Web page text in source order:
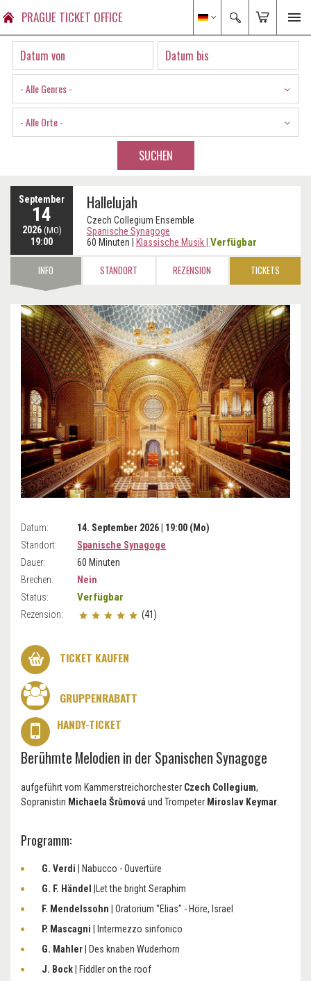
PRAGUE TICKET OFFICE
- Alle Genres -
- Alle Orte -
SUCHEN
September
14
2026 (MO)
19:00
Hallelujah
Czech Collegium Ensemble
Spanische Synagoge
60 Minuten
Klassische Musik Verfügbar
INFO STANDORT REZENSION TICKETS
Datum:
14. September 2026 | 19:00 (Mo)
Standort:
Spanische Synagoge
Dauer:
60 Minuten
Brechen:
Nein
Status:
Verfügbar
Rezension: (41)
TICKET KAUFEN
GRUPPENRABATT
HANDY-TICKET
Berühmte Melodien in der Spanischen Synagoge
aufgeführt vom Kammerstreichorchester Czech Collegium,
Sopranistin Michaela Šrůmová und Trompeter Miroslav Keymar
Programm:
G. Verdi | Nabucco - Ouvertüre
G. F. Händel
|Let the bright Seraphim
F. Mendelssohn | Oratorium "Elias" - Höre, Israel
P. Mascagni | Intermezzo sinfonico
G. Mahler | Des knaben Wuderhorn
J. Bock | Fiddler on the roof